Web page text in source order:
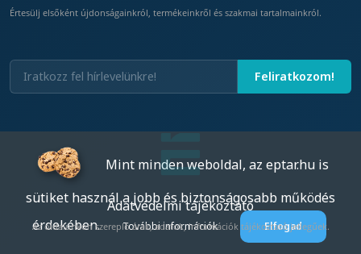
Értesülj elsőként újdonságainkról, termékeinkről és szakmai tartalmainkról.
Adatvédelmi tájékoztató
Az oldalunkon szereplő árak, adatok, információk tájékoztató jellegűek.
Mint minden weboldal, az eptar.hu is
sütiket használ a jobb és biztonságosabb működés
érdekében.További információk Elfogad